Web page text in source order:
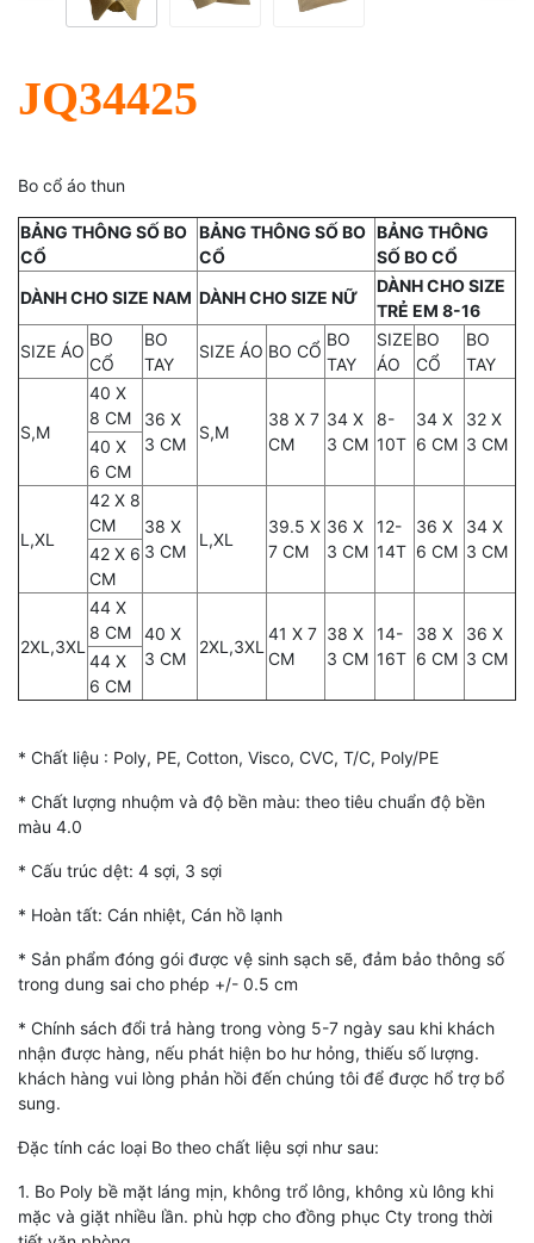
JQ34425
Bo cổ áo thun
BẢNG THÔNG SỐ BO
CỔ
BẢNG THÔNG SỐ BO
CỔ
BẢNG THÔNG
SỐ BO CỔ
DÀNH CHO SIZE NAM DÀNH CHO SIZE NỮ
DÀNH CHO SIZE
TRẺ EM 8-16
SIZE ÁO
BO
CỔ
BO
TAY
SIZE ÁO BO CỔ
BO
TAY
SIZE
ÁO
BO
CỔ
BO
TAY
S,M
40 X
8 CM
36 X
3 CM
S,M
38 X 7
CM
34 X
3 CM
8-
10T
34 X
6 CM
32 X
3 CM
40 X
6 CM
L,XL
42 X 8
CM
38 X
3 CM
L,XL
39.5 X
7 CM
36 X
3 CM
12-
14T
36 X
6 CM
34 X
3 CM
42 X 6
CM
2XL,3XL
44 X
8 CM
40 X
3 CM
2XL,3XL
41 X 7
CM
38 X
3 CM
14-
16T
38 X
6 CM
36 X
3 CM
44 X
6 CM
* Chất liệu : Poly, PE, Cotton, Visco, CVC, T/C, Poly/PE
* Chất lượng nhuộm và độ bền màu: theo tiêu chuẩn độ bền
màu 4.0
* Cấu trúc dệt: 4 sợi, 3 sợi
* Hoàn tất: Cán nhiệt, Cán hồ lạnh
* Sản phẩm đóng gói được vệ sinh sạch sẽ, đảm bảo thông số
trong dung sai cho phép +/- 0.5 cm
* Chính sách đổi trả hàng trong vòng 5-7 ngày sau khi khách
nhận được hàng, nếu phát hiện bo hư hỏng, thiếu số lượng.
khách hàng vui lòng phản hồi đến chúng tôi để được hổ trợ bổ
sung.
Đặc tính các loại Bo theo chất liệu sợi như sau:
1. Bo Poly bề mặt láng mịn, không trổ lông, không xù lông khi
mặc và giặt nhiều lần. phù hợp cho đồng phục Cty trong thời